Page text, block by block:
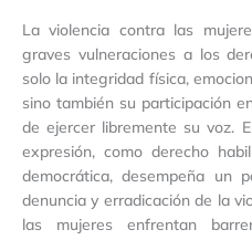
La violencia contra las
graves vulneraciones a los
solo la integridad física,
sino también su participación
de ejercer libremente su voz.
expresión, como derecho
democrática, desempeña un
denuncia y erradicación de la
las mujeres enfrentan